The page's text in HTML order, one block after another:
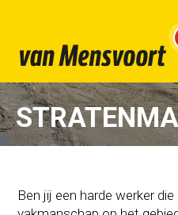
doorComplement|apr 9,
Ben jij een harde werker